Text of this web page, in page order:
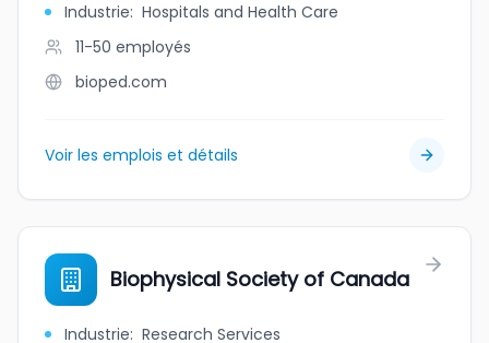
Industrie: Hospitals and Health Care
11-50 employés
bioped.com
Voir les emplois et détails
Biophysical Society of Canada
Industrie: Research Services